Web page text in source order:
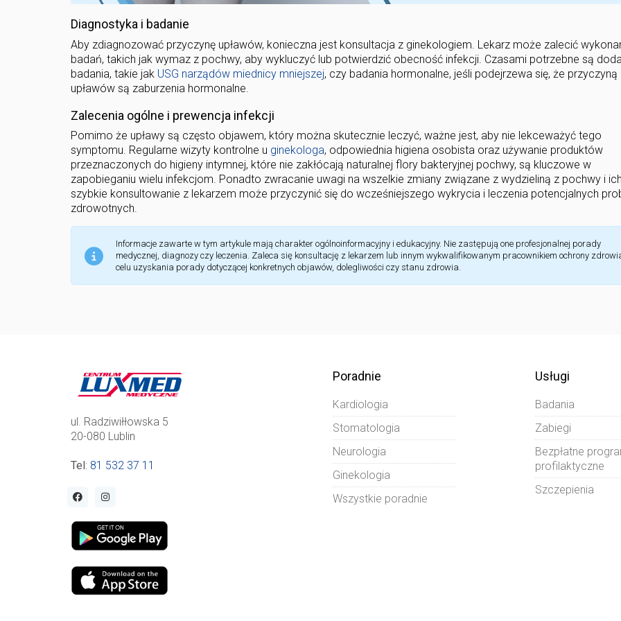
Diagnostyka i badanie
Aby zdiagnozować przyczynę upławów, konieczna jest konsultacja z ginekologiem. Lekarz może zalecić
badań, takich jak wymaz z pochwy, aby wykluczyć lub potwierdzić obecność infekcji. Czasami potrzebne są
badania, takie jak USG narządów miednicy mniejszej, czy badania hormonalne, jeśli podejrzewa się, że przyczyną
upławów są zaburzenia hormonalne.
Zalecenia ogólne i prewencja infekcji
Pomimo że upławy są często objawem, który można skutecznie leczyć, ważne jest, aby nie lekceważyć tego
symptomu. Regularne wizyty kontrolne u ginekologa, odpowiednia higiena osobista oraz używanie produktów
przeznaczonych do higieny intymnej, które nie zakłócają naturalnej flory bakteryjnej pochwy, są kluczowe w
zapobieganiu wielu infekcjom. Ponadto zwracanie uwagi na wszelkie zmiany związane z wydzieliną z pochwy i ich
szybkie konsultowanie z lekarzem może przyczynić się do wcześniejszego wykrycia i leczenia potencjalnych
zdrowotnych.
Informacje zawarte w tym artykule mają charakter ogólnoinformacyjny i edukacyjny. Nie zastępują one profesjonalnej porady
medycznej, diagnozy czy leczenia. Zaleca się konsultację z lekarzem lub innym wykwalifikowanym pracownikiem ochrony
celu uzyskania porady dotyczącej konkretnych objawów, dolegliwości czy stanu zdrowia.
ul. Radziwiłłowska 5
20-080 Lublin
Tel: 81 532 37 11
Poradnie
Kardiologia
Stomatologia
Neurologia
Ginekologia
Wszystkie poradnie
Usługi
Badania
Zabiegi
Bezpłatne
profilaktyczne
Szczepienia